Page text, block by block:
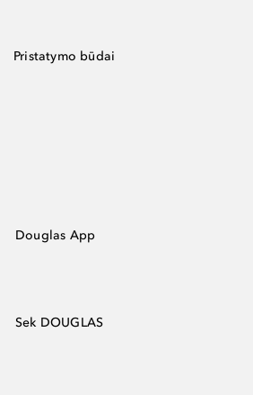
Pristatymo būdai
Douglas App
Sek DOUGLAS